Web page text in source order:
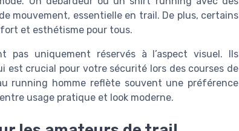
mouvement, essentielle en trail. De plus, certains
et esthétisme pour tous.
uniquement réservés à l’aspect visuel. Ils
est crucial pour votre sécurité lors des courses de
running homme reflète souvent une préférence
usage pratique et look moderne.